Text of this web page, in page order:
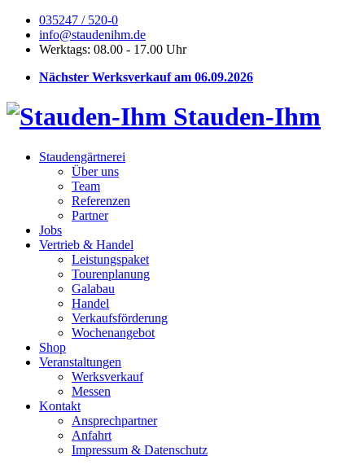
035247 / 520-0
info@staudenihm.de
Werktags: 08.00 - 17.00 Uhr
Nächster Werksverkauf am 06.09.2026
Stauden-Ihm
Staudengärtnerei
Über uns
Team
Referenzen
Partner
Jobs
Vertrieb & Handel
Leistungspaket
Tourenplanung
Galabau
Handel
Verkaufsförderung
Wochenangebot
Shop
Veranstaltungen
Werksverkauf
Messen
Kontakt
Ansprechpartner
Anfahrt
Impressum & Datenschutz